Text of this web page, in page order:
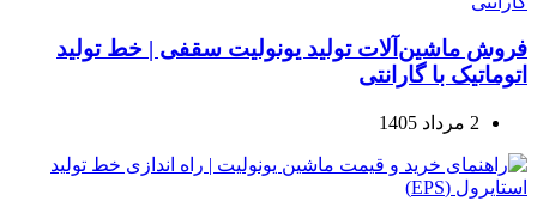
فروش ماشین‌آلات تولید یونولیت سقفی | خط تولید
اتوماتیک با گارانتی
2 مرداد 1405